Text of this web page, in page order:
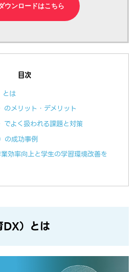
ウンロードはこちら
目次
とは
メリット・デメリット
よく扱われる課題と対策
の成功事例
効率向上と学生の学習環境改善を
）とは